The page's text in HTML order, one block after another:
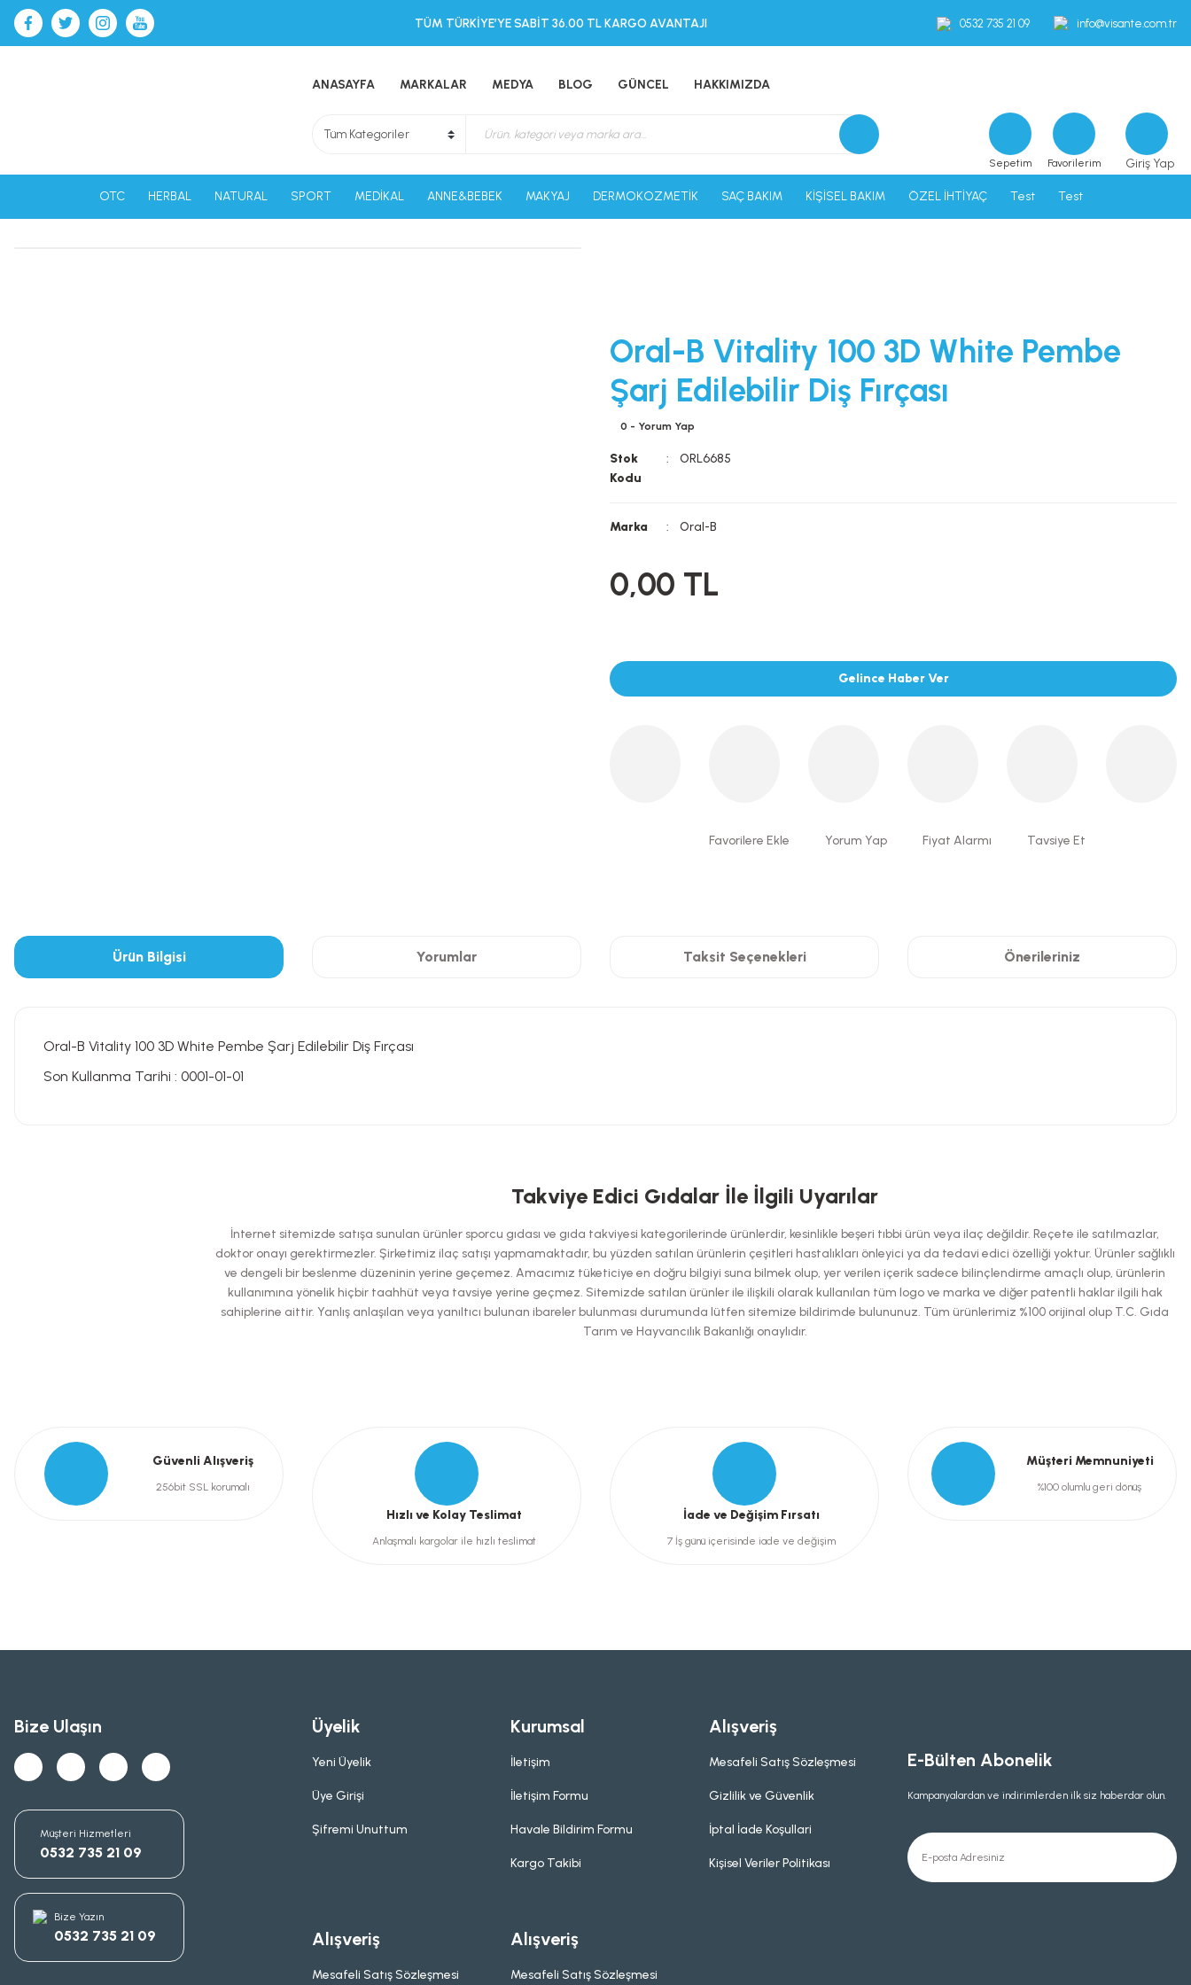
TÜM TÜRKİYE’YE SABİT 36.00 TL KARGO AVANTAJI 0532 735 21 09 info@visante.com.tr
ANASAYFA MARKALAR MEDYA BLOG GÜNCEL HAKKIMIZDA
Sepetim Favorilerim Giriş Yap
OTC HERBAL NATURAL SPORT MEDİKAL ANNE&BEBEK MAKYAJ DERMOKOZMETİK SAÇ BAKIM KİŞİSEL BAKIM ÖZEL İHTİYAÇ Test Test
Oral-B Vitality 100 3D White Pembe
Şarj Edilebilir Diş Fırçası
0 - Yorum Yap
Stok
Kodu
ORL6685
Marka Oral-B
0,00 TL
Gelince Haber Ver
Yorum Yap Fiyat Alarmı Tavsiye Et
Ürün Bilgisi Yorumlar Taksit Seçenekleri Önerileriniz
Oral-B Vitality 100 3D White Pembe Şarj Edilebilir Diş Fırçası
Son Kullanma Tarihi : 0001-01-01
Bu ürüne ilk yorumu siz yapın!
Yorum Yaz
Ürün resmi kalitesiz, bozuk veya görüntülenemiyor.
Ürün açıklamasında eksik bilgiler bulunuyor.
Ürün bilgilerinde hatalar bulunuyor.
Ürün fiyatı diğer sitelerden daha pahalı.
Takviye Edici Gıdalar İle İlgili Uyarılar
İnternet sitemizde satışa sunulan ürünler sporcu gıdası ve gıda takviyesi kategorilerinde ürünlerdir, kesinlikle beşeri tıbbi ürün veya ilaç değildir. Reçete ile satılmazlar,
doktor onayı gerektirmezler. Şirketimiz ilaç satışı yapmamaktadır, bu yüzden satılan ürünlerin çeşitleri hastalıkları önleyici ya da tedavi edici özelliği yoktur. Ürünler sağlıklı
ve dengeli bir beslenme düzeninin yerine geçemez. Amacımız tüketiciye en doğru bilgiyi suna bilmek olup, yer verilen içerik sadece bilinçlendirme amaçlı olup, ürünlerin
kullanımına yönelik hiçbir taahhüt veya tavsiye yerine geçmez. Sitemizde satılan ürünler ile ilişkili olarak kullanılan tüm logo ve marka ve diğer patentli haklar ilgili hak
sahiplerine aittir. Yanlış anlaşılan veya yanıltıcı bulunan ibareler bulunması durumunda lütfen sitemize bildirimde bulununuz. Tüm ürünlerimiz %100 orijinal olup T.C. Gıda
Tarım ve Hayvancılık Bakanlığı onaylıdır.
Güvenli Alışveriş
256bit SSL korumalı
Hızlı ve Kolay Teslimat
Anlaşmalı kargolar ile hızlı teslimat
İade ve Değişim Fırsatı
7 İş günü içerisinde iade ve değişim
Müşteri Memnuniyeti
%100 olumlu geri dönüş
Bize Ulaşın
Müşteri Hizmetleri
0532 735 21 09
Bize Yazın
0532 735 21 09
Üyelik
Yeni Üyelik
Üye Girişi
Şifremi Unuttum
Kurumsal
İletişim
İletişim Formu
Havale Bildirim Formu
Kargo Takibi
Alışveriş
Mesafeli Satış Sözleşmesi
Gizlilik ve Güvenlik
İptal İade Koşullari
Kişisel Veriler Politikası
Alışveriş
Mesafeli Satış Sözleşmesi
Alışveriş
Mesafeli Satış Sözleşmesi
E-Bülten Abonelik
Kampanyalardan ve indirimlerden ilk siz haberdar olun.